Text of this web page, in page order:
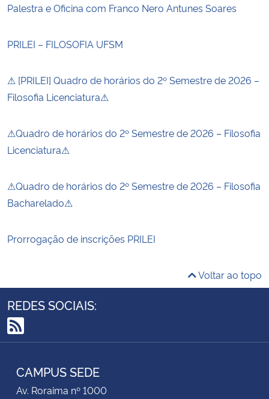
Palestra e Oficina com Franco Nero Antunes Soares
PRILEI – FILOSOFIA UFSM
⚠ [PRILEI] Quadro de horários do 2º Semestre de 2026 –
Filosofia Licenciatura⚠
⚠Quadro de horários do 2º Semestre de 2026 – Filosofia
Licenciatura⚠
⚠Quadro de horários do 2º Semestre de 2026 – Filosofia
Bacharelado⚠
Prorrogação de inscrições PRILEI
Voltar ao topo
REDES SOCIAIS:
RSS
CAMPUS SEDE
Av. Roraima nº 1000